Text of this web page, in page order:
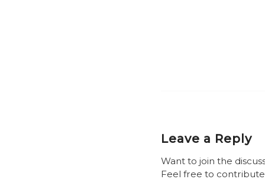
Leave a Reply
Want to join the
Feel free to